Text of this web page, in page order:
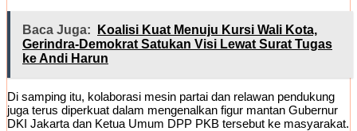
Baca Juga:
Koalisi Kuat Menuju Kursi Wali Kota,
Gerindra-Demokrat Satukan Visi Lewat Surat Tugas
ke Andi Harun
Di samping itu, kolaborasi mesin partai dan relawan pendukung
juga terus diperkuat dalam mengenalkan figur mantan Gubernur
DKI Jakarta dan Ketua Umum DPP PKB tersebut ke masyarakat.